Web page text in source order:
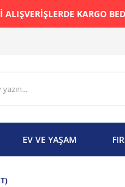
ALIŞVERİŞLERDE KARGO
EV VE YAŞAM